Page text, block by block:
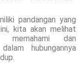
pandangan yang
kita akan melihat
memahami dan
hubungannya